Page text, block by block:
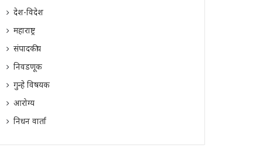
देश-विदेश
महाराष्ट्र
संपादकीय
निवडणूक
गुन्हे विषयक
आरोग्य
निधन वार्ता